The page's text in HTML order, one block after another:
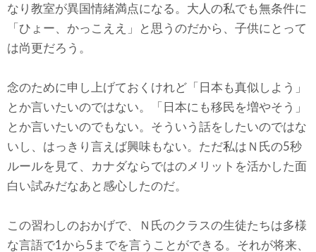
なり教室が異国情緒満点になる。大人の私でも無条件に
「ひょー、かっこええ」と思うのだから、子供にとって
は尚更だろう。
念のために申し上げておくけれど「日本も真似しよう」
とか言いたいのではない。「日本にも移民を増やそう」
とか言いたいのでもない。そういう話をしたいのではな
いし、はっきり言えば興味もない。ただ私はＮ氏の5秒
ルールを見て、カナダならではのメリットを活かした面
白い試みだなあと感心したのだ。
この習わしのおかげで、Ｎ氏のクラスの生徒たちは多様
な言語で1から5までを言うことができる。それが将来、